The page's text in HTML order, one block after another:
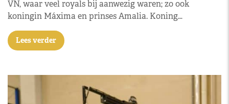
VN, waar veel royals bij aanwezig waren; zo ook
koningin Máxima en prinses Amalia. Koning…
Lees verder